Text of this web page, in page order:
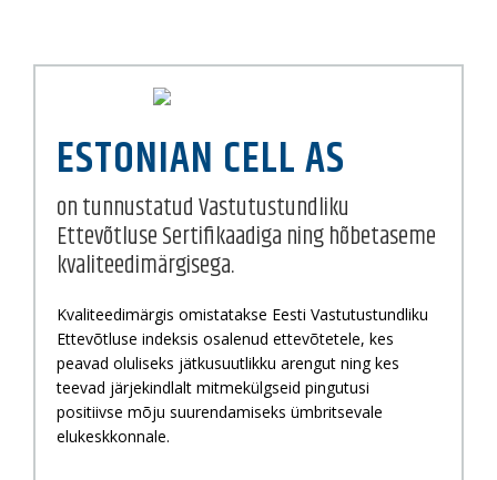
ESTONIAN CELL AS
on tunnustatud Vastutustundliku
Ettevõtluse Sertifikaadiga ning hõbetaseme
kvaliteedimärgisega.
Kvaliteedimärgis omistatakse Eesti Vastutustundliku
Ettevõtluse indeksis osalenud ettevõtetele, kes
peavad oluliseks jätkusuutlikku arengut ning kes
teevad järjekindlalt mitmekülgseid pingutusi
positiivse mõju suurendamiseks ümbritsevale
elukeskkonnale.